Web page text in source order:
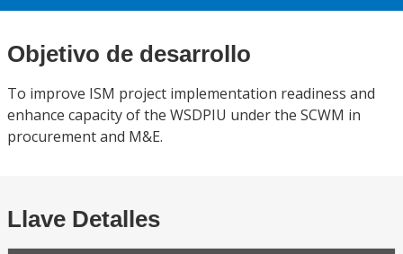
Objetivo de desarrollo
To improve ISM project implementation readiness and
enhance capacity of the WSDPIU under the SCWM in
procurement and M&E.
Llave Detalles